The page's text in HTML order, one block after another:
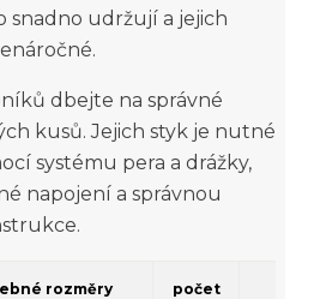
udržují a jejich
dbejte na správné
kusů. Jejich styk je nutné
systému pera a drážky,
napojení a správnou
rozměry počet